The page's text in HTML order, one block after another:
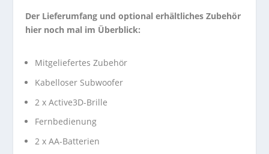
Der Lieferumfang und optional erhältliches Zubehör
hier noch mal im Überblick:
Mitgeliefertes Zubehör
Kabelloser Subwoofer
2 x Active3D-Brille
Fernbedienung
2 x AA-Batterien